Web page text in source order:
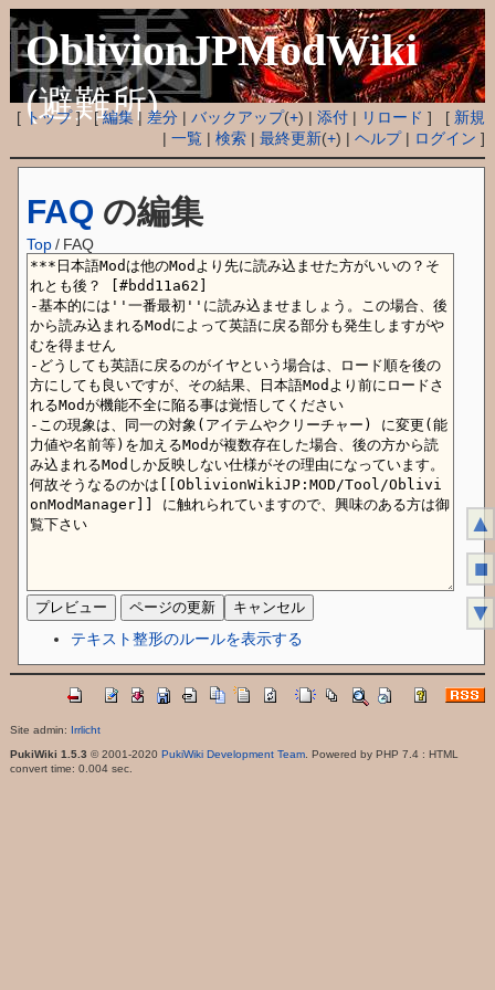
OblivionJPModWiki
(避難所)
[ トップ] [編集| 差分 |バックアップ(+) |添付 | リロード ] [ 新規
|一覧 |検索 |最終更新(+) |ヘルプ| ログイン ]
FAQ の編集
Top / FAQ
テキスト整形のルールを表示する
Site admin: Irrlicht
PukiWiki 1.5.3 © 2001-2020 PukiWiki Development Team. Powered by PHP 7.4 : HTML
convert time: 0.004 sec.
▲
■
▼